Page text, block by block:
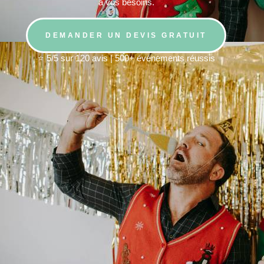
à vos besoins.
DEMANDER UN DEVIS GRATUIT
⭐ 5/5 sur 120 avis | 500+ événements réussis